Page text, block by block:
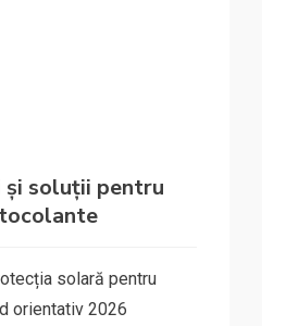
și soluții pentru
solară pentru
orientativ 2026